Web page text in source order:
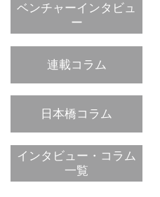
ベンチャーインタビュ
ー
連載コラム
日本橋コラム
インタビュー・コラム
一覧